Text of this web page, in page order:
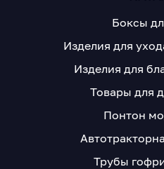
Боксы
Изделия для
Изделия для
Товары для
Понтон
Трубы